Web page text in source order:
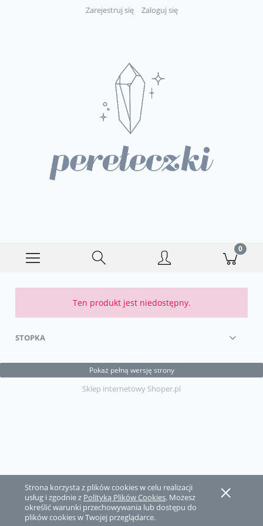
Strona korzysta z plików cookies w celu realizacji
usług i zgodnie z Polityką Plików Cookies. Możesz
określić warunki przechowywania lub dostępu do
plików cookies w Twojej przeglądarce.
Zarejestruj się Zaloguj się
Ten produkt jest niedostępny.
STOPKA
Pokaż pełną wersję strony
Sklep internetowy Shoper.pl